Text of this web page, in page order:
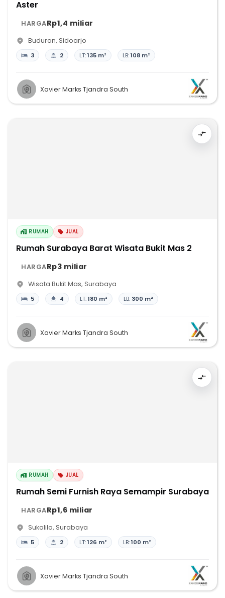
Aster
HARGARp1,4 miliar
Buduran, Sidoarjo
3 2 LT:135 m² LB:108 m²
Xavier Marks Tjandra South
RUMAH JUAL
Rumah Surabaya Barat Wisata Bukit Mas 2
HARGARp3 miliar
Wisata Bukit Mas, Surabaya
5 4 LT:180 m² LB: 300 m²
Xavier Marks Tjandra South
RUMAH JUAL
Rumah Semi Furnish Raya Semampir Surabaya
HARGARp1,6 miliar
Sukolilo, Surabaya
5 2 LT:126 m² LB:100 m²
Xavier Marks Tjandra South